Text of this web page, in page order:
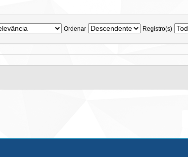
Ordenar Registro(s)